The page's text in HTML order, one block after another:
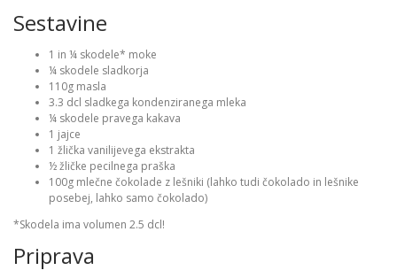
Sestavine
1 in ¼ skodele* moke
¼ skodele sladkorja
110g masla
3.3 dcl sladkega kondenziranega mleka
¼ skodele pravega kakava
1 jajce
1 žlička vanilijevega ekstrakta
½ žličke pecilnega praška
100g mlečne čokolade z lešniki (lahko tudi čokolado in lešnike
posebej, lahko samo čokolado)
*Skodela ima volumen 2.5 dcl!
Priprava